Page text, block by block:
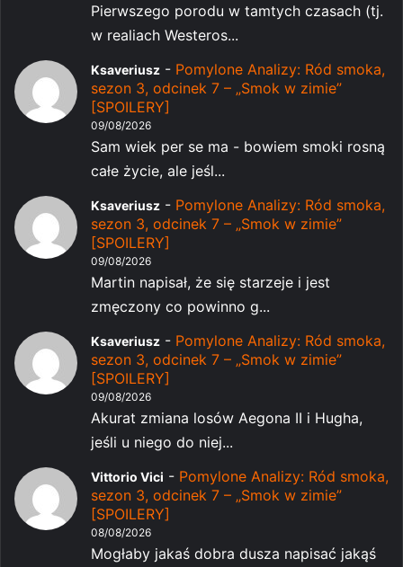
Pierwszego porodu w tamtych czasach (tj.
w realiach Westeros...
Ksaveriusz - Pomylone Analizy: Ród smoka,
sezon 3, odcinek 7 – „Smok w zimie”
[SPOILERY]
09/08/2026
Sam wiek per se ma - bowiem smoki rosną
całe życie, ale jeśl...
Ksaveriusz - Pomylone Analizy: Ród smoka,
sezon 3, odcinek 7 – „Smok w zimie”
[SPOILERY]
09/08/2026
Martin napisał, że się starzeje i jest
zmęczony co powinno g...
Ksaveriusz - Pomylone Analizy: Ród smoka,
sezon 3, odcinek 7 – „Smok w zimie”
[SPOILERY]
09/08/2026
Akurat zmiana losów Aegona II i Hugha,
jeśli u niego do niej...
Vittorio Vici - Pomylone Analizy: Ród smoka,
sezon 3, odcinek 7 – „Smok w zimie”
[SPOILERY]
08/08/2026
Mogłaby jakaś dobra dusza napisać jakąś